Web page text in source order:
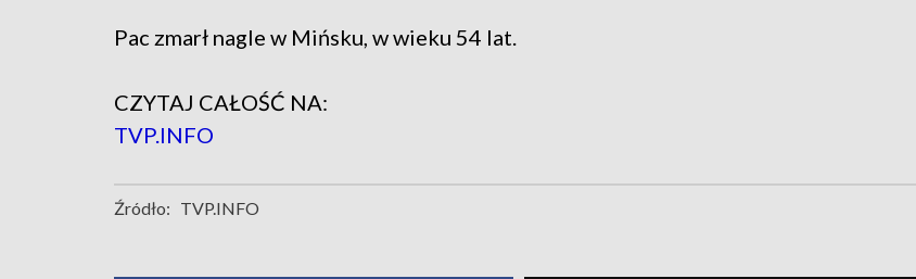
Pac zmarł nagle w Mińsku, w wieku 54 lat.
CZYTAJ CAŁOŚĆ NA:
TVP.INFO
Źródło: TVP.INFO